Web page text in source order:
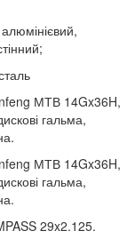
МТВ 14Gx36H,
гальма,
МТВ 14Gx36H,
гальма,
29x2.125.